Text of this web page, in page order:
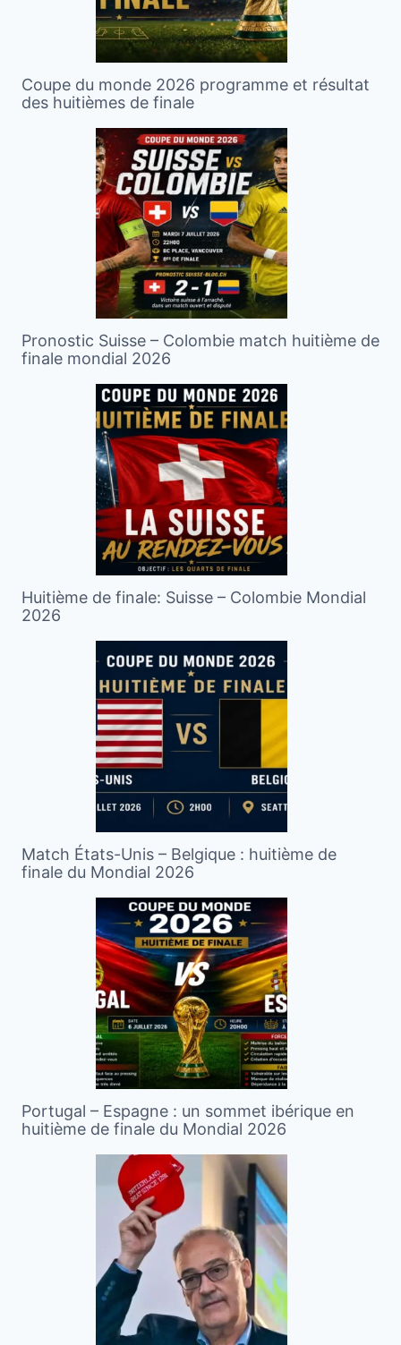
Coupe du monde 2026 programme et résultat
des huitièmes de finale
Pronostic Suisse – Colombie match huitième de
finale mondial 2026
Huitième de finale: Suisse – Colombie Mondial
2026
Match États-Unis – Belgique : huitième de
finale du Mondial 2026
Portugal – Espagne : un sommet ibérique en
huitième de finale du Mondial 2026